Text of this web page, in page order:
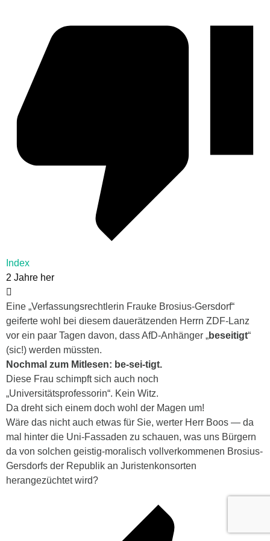
Index
2 Jahre her
Eine „Verfassungsrechtlerin Frauke Brosius-Gersdorf“
geiferte wohl bei diesem dauerätzenden Herrn ZDF-Lanz
vor ein paar Tagen davon, dass AfD-Anhänger „beseitigt“
(sic!) werden müssten.
Nochmal zum Mitlesen: be-sei-tigt.
Diese Frau schimpft sich auch noch
„Universitätsprofessorin“. Kein Witz.
Da dreht sich einem doch wohl der Magen um!
Wäre das nicht auch etwas für Sie, werter Herr Boos — da
mal hinter die Uni-Fassaden zu schauen, was uns Bürgern
da von solchen geistig-moralisch vollverkommenen Brosius-
Gersdorfs der Republik an Juristenkonsorten
herangezüchtet wird?